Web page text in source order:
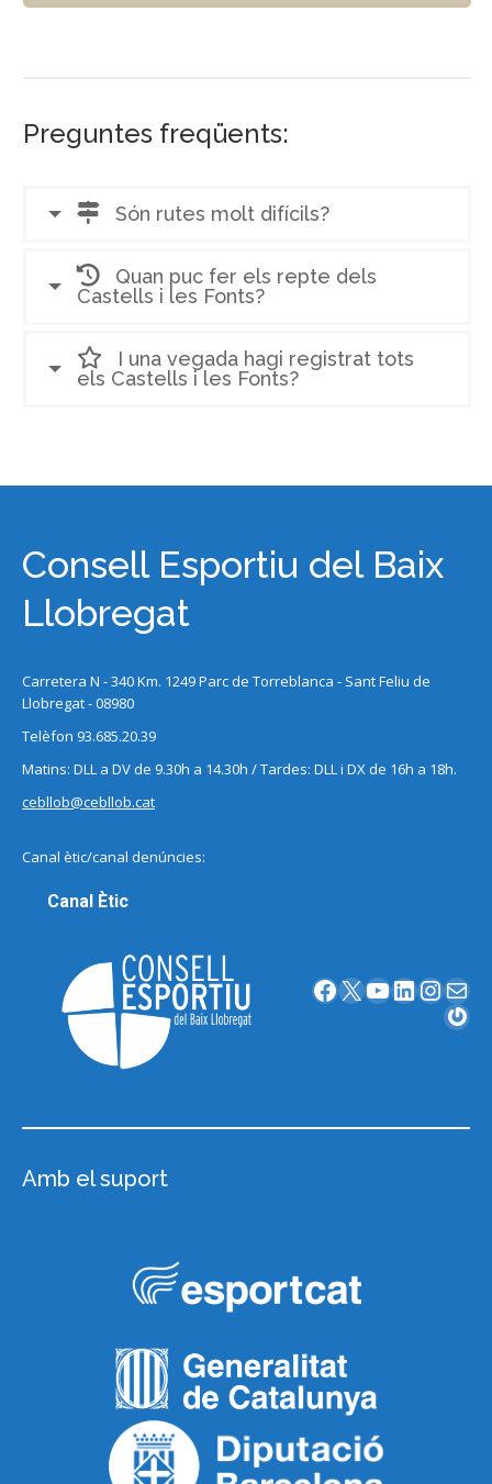
Preguntes freqüents:
Són rutes molt difícils?
Quan puc fer els repte dels
Castells i les Fonts?
I una vegada hagi registrat tots
els Castells i les Fonts?
Consell Esportiu del Baix
Llobregat
Carretera N - 340 Km. 1249 Parc de Torreblanca - Sant Feliu de
Llobregat - 08980
Telèfon 93.685.20.39
Matins: DLL a DV de 9.30h a 14.30h / Tardes: DLL i DX de 16h a 18h.
cebllob@cebllob.cat
Canal ètic/canal denúncies:
Canal Ètic
Facebook X YouTube LinkedIn InstagramCorreu electrònic
Gravatar
Amb el suport